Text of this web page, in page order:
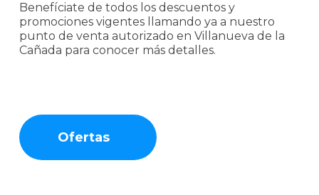
Benefíciate de todos los descuentos y
promociones vigentes llamando ya a nuestro
punto de venta autorizado en Villanueva de la
Cañada para conocer más detalles.
Ofertas